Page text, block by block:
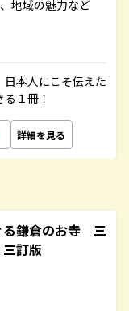
地域の魅力など
日本人にこそ伝えた
１冊！
詳細を見る
鎌倉のお寺 三
訂版